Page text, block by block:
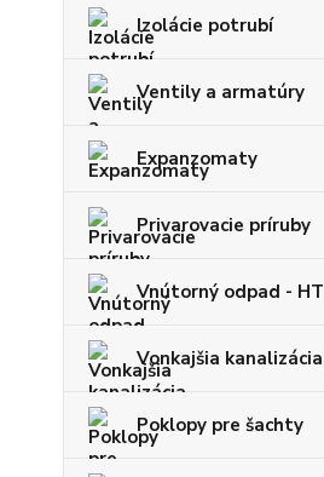
Izolácie potrubí
Ventily a armatúry
Expanzomaty
Privarovacie príruby
Vnútorný odpad - HT
Vonkajšia kanalizácia
Poklopy pre šachty